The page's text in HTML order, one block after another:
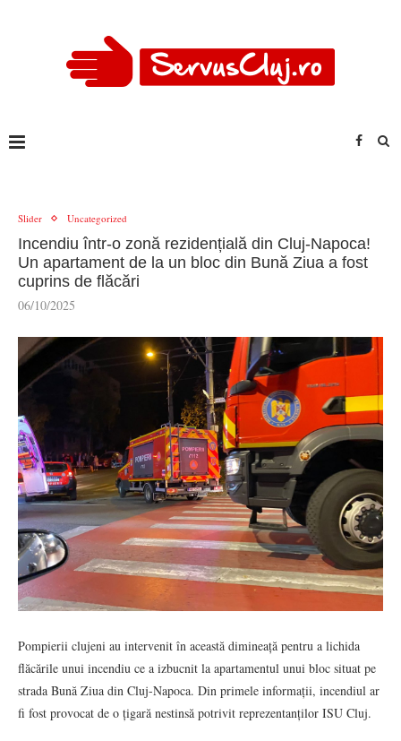
Slider Uncategorized
Incendiu într-o zonă rezidențială din Cluj-Napoca!
Un apartament de la un bloc din Bună Ziua a fost
cuprins de flăcări
06/10/2025
Pompierii clujeni au intervenit în această dimineață pentru a lichida
flăcările unui incendiu ce a izbucnit la apartamentul unui bloc situat pe
strada Bună Ziua din Cluj-Napoca. Din primele informații, incendiul ar
fi fost provocat de o țigară nestinsă potrivit reprezentanților ISU Cluj.